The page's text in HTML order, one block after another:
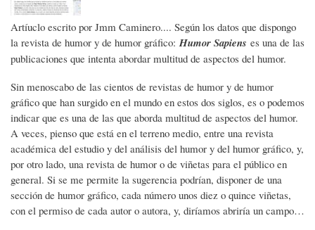
Artíuclo escrito por Jmm Caminero.... Según los datos que dispongo
la revista de humor y de humor gráfico:Humor Sapiens es una de las
publicaciones que intenta abordar multitud de aspectos del humor.
Sin menoscabo de las cientos de revistas de humor y de humor
gráfico que han surgido en el mundo en estos dos siglos, es o podemos
indicar que es una de las que aborda multitud de aspectos del humor.
A veces, pienso que está en el terreno medio, entre una revista
académica del estudio y del análisis del humor y del humor gráfico, y,
por otro lado, una revista de humor o de viñetas para el público en
general. Si se me permite la sugerencia podrían, disponer de una
sección de humor gráfico, cada número unos diez o quince viñetas,
con el permiso de cada autor o autora, y, diríamos abriría un campo…